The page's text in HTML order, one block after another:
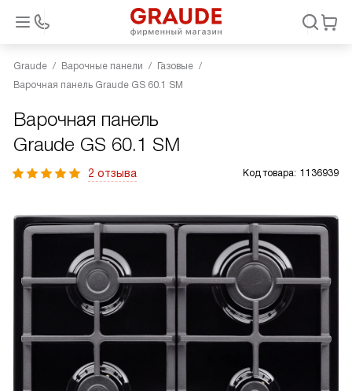
Graude Варочные панели
Газовые
Варочная панель Graude GS 60.1 SM
Варочная панель
Graude GS 60.1 SM
2 отзыва Код товара: 1136939